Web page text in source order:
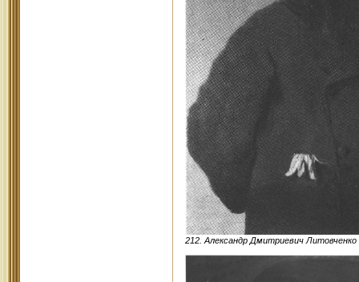
212. Александр Дмитриевич Литовченко